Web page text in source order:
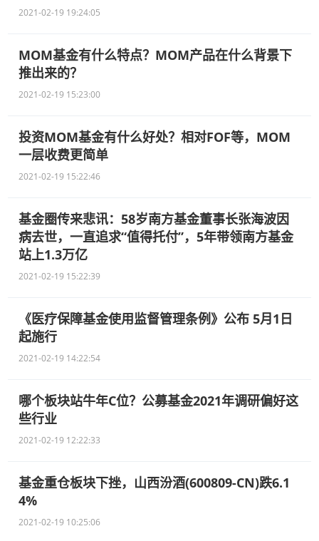
2021-02-19 19:24:05
MOM基金有什么特点？MOM产品在什么背景下
推出来的？
2021-02-19 15:23:00
投资MOM基金有什么好处？相对FOF等，MOM
一层收费更简单
2021-02-19 15:22:46
基金圈传来悲讯：58岁南方基金董事长张海波因
病去世，一直追求“值得托付”，5年带领南方基金
站上1.3万亿
2021-02-19 15:22:39
《医疗保障基金使用监督管理条例》公布 5月1日
起施行
2021-02-19 14:22:54
哪个板块站牛年C位？公募基金2021年调研偏好这
些行业
2021-02-19 12:22:33
基金重仓板块下挫，山西汾酒(600809-CN)跌6.1
4%
2021-02-19 10:25:06